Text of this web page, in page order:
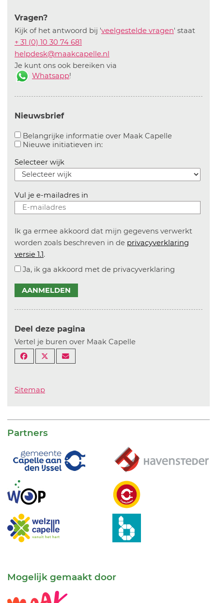
Vragen?
Kijk of het antwoord bij 'veelgestelde vragen' staat
+ 31 (0) 10 30 74 681
helpdesk@maakcapelle.nl
Je kunt ons ook bereiken via
Whatsapp!
Nieuwsbrief
Belangrijke informatie over Maak CapelleAanvinken
Nieuwe initiatieven in:Aanvinken om informatie over
Selecteer wijk
Vul je e-mailadres in
Ik ga ermee akkoord dat mijn gegevens verwerkt
worden zoals beschreven in de privacyverklaring
versie 1.1.
Ja, ik ga akkoord met de privacyverklaring
AANMELDEN
Deel deze pagina
Vertel je buren over Maak Capelle
Sitemap
Partners
Mogelijk gemaakt door